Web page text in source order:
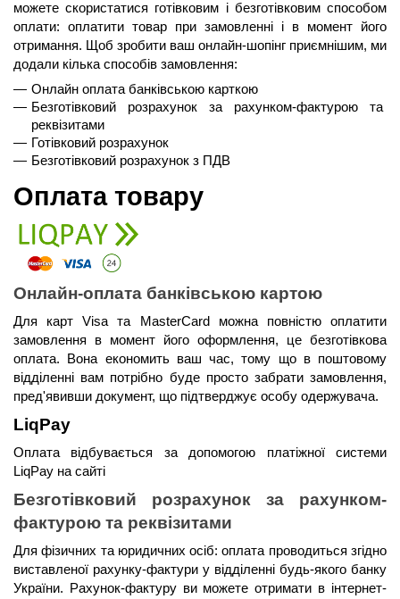
можете скористатися готівковим і безготівковим способом
оплати: оплатити товар при замовленні і в момент його
отримання. Щоб зробити ваш онлайн-шопінг приємнішим, ми
додали кілька способів замовлення:
Онлайн оплата банківською карткою
Безготівковий розрахунок за рахунком-фактурою та
реквізитами
Готівковий розрахунок
Безготівковий розрахунок з ПДВ
Оплата товару
Онлайн-оплата банківською картою
Для карт Visa та MasterCard можна повністю оплатити
замовлення в момент його оформлення, це безготівкова
оплата. Вона економить ваш час, тому що в поштовому
відділенні вам потрібно буде просто забрати замовлення,
пред'явивши документ, що підтверджує особу одержувача.
LiqPay
Оплата відбувається за допомогою платіжної системи
LiqPay на сайті
Безготівковий розрахунок за рахунком-
фактурою та реквізитами
Для фізичних та юридичних осіб: оплата проводиться згідно
виставленої рахунку-фактури у відділенні будь-якого банку
України. Рахунок-фактуру ви можете отримати в інтернет-